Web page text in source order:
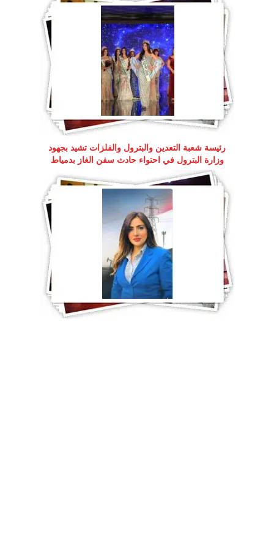
رئيسة شعبة التعدين والبترول والفلزات تشيد بجهود
وزارة البترول في احتواء حادث سفن الغاز بدمياط